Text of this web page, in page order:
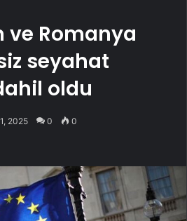
ve Romanya
seyahat
oldu
2025 0 0